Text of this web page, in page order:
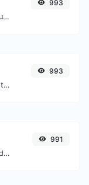
Remova todos os emojis de qualquer texto com facilidade.
993
Minifique seu CSS removendo todos os caracteres desnecessários.
993
Converta facilmente arquivos de imagem WEBP para ICO.
991